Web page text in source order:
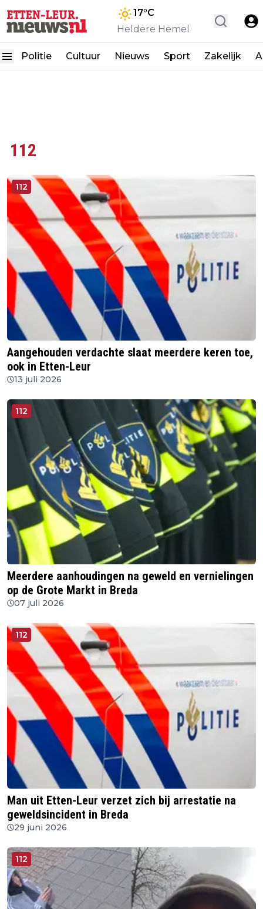
17°C
Heldere Hemel
Politie Cultuur Nieuws Sport Zakelijk
112
112
Aangehouden verdachte slaat meerdere keren toe,
ook in Etten-Leur
13 juli 2026
112
Meerdere aanhoudingen na geweld en vernielingen
op de Grote Markt in Breda
07 juli 2026
112
Man uit Etten-Leur verzet zich bij arrestatie na
geweldsincident in Breda
29 juni 2026
112